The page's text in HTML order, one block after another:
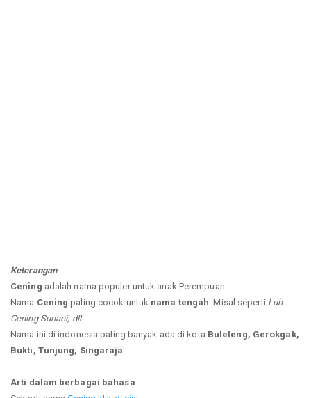
Keterangan
Cening adalah nama populer untuk anak Perempuan.
Nama Cening paling cocok untuk nama tengah . Misal seperti Luh
Cening Suriani, dll
Nama ini di indonesia paling banyak ada di kota Buleleng, Gerokgak,
Bukti, Tunjung, Singaraja
Arti dalam berbagai bahasa